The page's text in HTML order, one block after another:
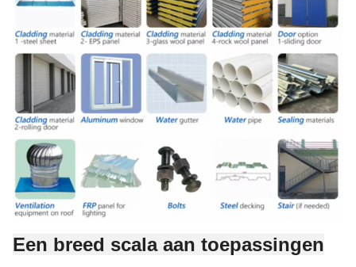
Een breed scala aan toepassingen